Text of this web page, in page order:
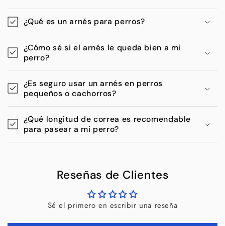
¿Qué es un arnés para perros?
¿Cómo sé si el arnés le queda bien a mi
perro?
¿Es seguro usar un arnés en perros
pequeños o cachorros?
¿Qué longitud de correa es recomendable
para pasear a mi perro?
Reseñas de Clientes
Sé el primero en escribir una reseña